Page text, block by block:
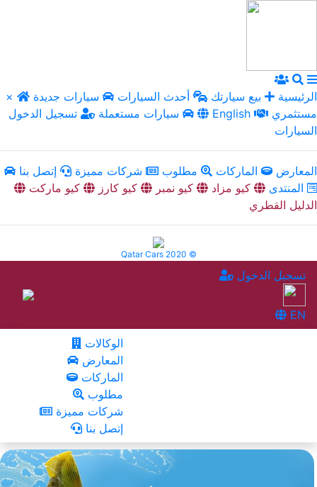
× الرئيسية بيع سيارتك أحدث السيارات
سيارات جديدة
سيارات مستعملة
تسجيل الدخول English
السيارات
المعارض الماركات مطلوب شركات مميزة
إتصل بنا
المنتدى
كيو مزاد كيو نمبر كيو كارز
كيو ماركت
الدليل القطري
Qatar Cars 2020 ©
تسجيل الدخول
EN
الوكالات
المعارض
الماركات
مطلوب
شركات مميزة
إتصل بنا